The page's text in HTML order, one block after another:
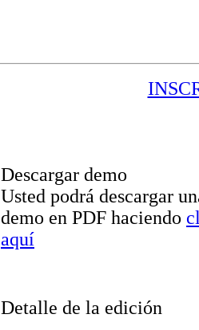
Descargar demo
Usted podrá descargar
demo en PDF haciendo
aquí
Detalle de la edición